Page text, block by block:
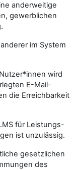
anderweitige
gewerblichen
im System
wird
E-Mail-
die Erreichbarkeit
für Leistungs-
ist unzulässig.
gesetzlichen
des